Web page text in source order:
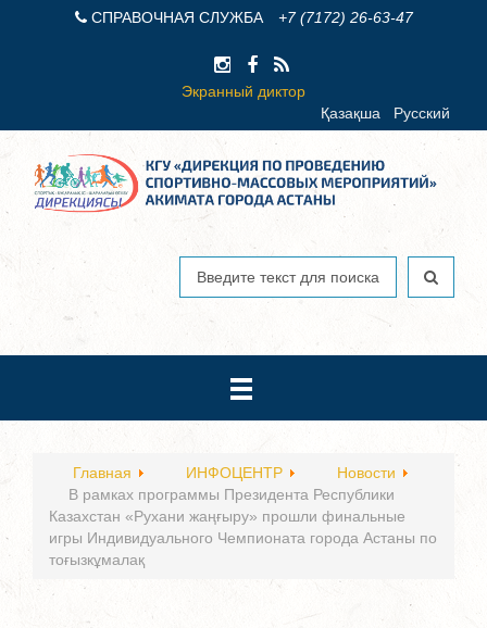
СПРАВОЧНАЯ СЛУЖБА +7 (7172) 26-63-47
Экранный диктор
Қазақша
Русский
Главная ИНФОЦЕНТР
Новости
В рамках программы Президента Республики
Казахстан «Рухани жаңғыру» прошли финальные
игры Индивидуального Чемпионата города Астаны по
тоғызкұмалақ